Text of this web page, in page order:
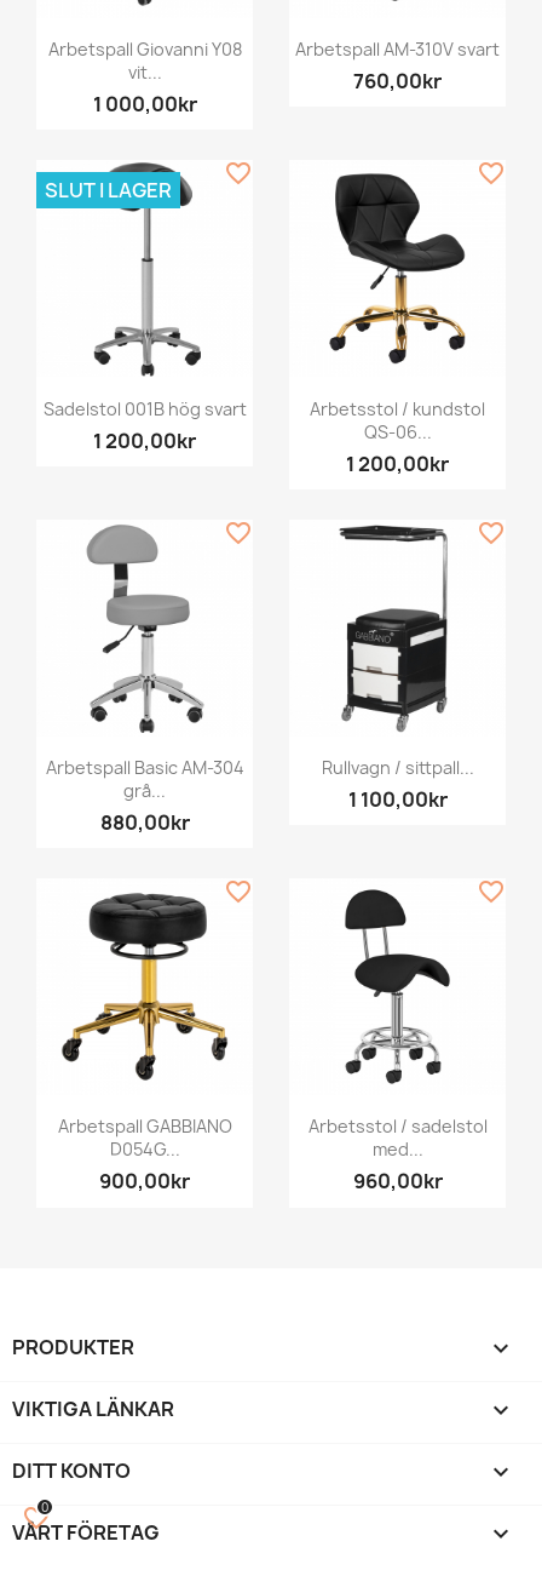
Arbetspall Giovanni Y08
vit...
1 000,00kr
Arbetspall AM-310V svart
760,00kr
Sadelstol 001B hög svart
1 200,00kr
SLUT I LAGER
favorite_border
Arbetsstol / kundstol
QS-06...
1 200,00kr
favorite_border
Arbetspall Basic AM-304
grå...
880,00kr
favorite_border
Rullvagn / sittpall...
1 100,00kr
favorite_border
Arbetspall GABBIANO
D054G...
900,00kr
favorite_border
Arbetsstol / sadelstol
med...
960,00kr
favorite_border
PRODUKTER 
VIKTIGA LÄNKAR 
DITT KONTO 
VÅRT FÖRETAG keyboard_arrow_down
favorite_border
0